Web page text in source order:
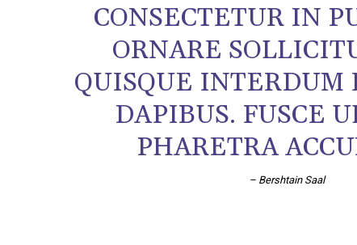
CONSECTETUR IN
ORNARE
QUISQUE INTERDUM
DAPIBUS. FUSCE
PHARETRA
– Bershtain Saal